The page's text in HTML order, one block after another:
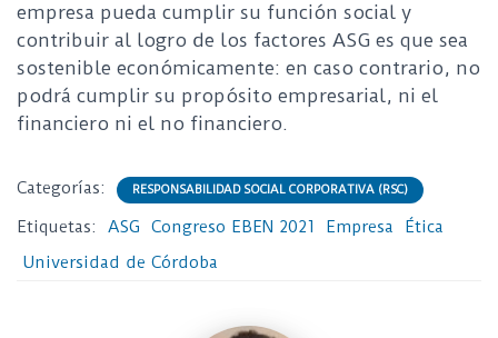
empresa pueda cumplir su función social y
contribuir al logro de los factores ASG es que sea
sostenible económicamente: en caso contrario, no
podrá cumplir su propósito empresarial, ni el
financiero ni el no financiero.
Categorías: RESPONSABILIDAD SOCIAL CORPORATIVA (RSC)
Etiquetas: ASG Congreso EBEN 2021 Empresa
Ética
Universidad de Córdoba